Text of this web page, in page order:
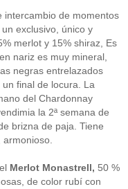
intercambio de momentos
exclusivo, único y
merlot y 15% shiraz, Es
nariz es muy mineral,
negras entrelazados
final de locura. La
del Chardonnay
la 2ª semana de
brizna de paja. Tiene
armonioso.
Merlot Monastrell, 50 %
de color rubí con